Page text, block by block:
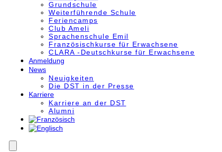
Grundschule
Weiterführende Schule
Feriencamps
Club Ameli
Sprachenschule Emil
Französischkurse für Erwachsene
CLARA -Deutschkurse für Erwachsene
Anmeldung
News
Neuigkeiten
Die DST in der Presse
Karriere
Karriere an der DST
Alumni